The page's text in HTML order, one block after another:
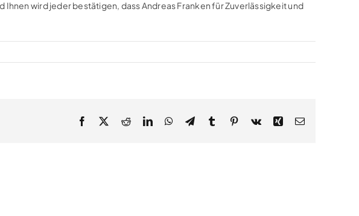
Ihnen wird jeder bestätigen, dass Andreas Franken für Zuverlässigkeit und
Facebook RedditLinkedInWhatsApp
TelegramTumblrPinterest
Vk Xing Email